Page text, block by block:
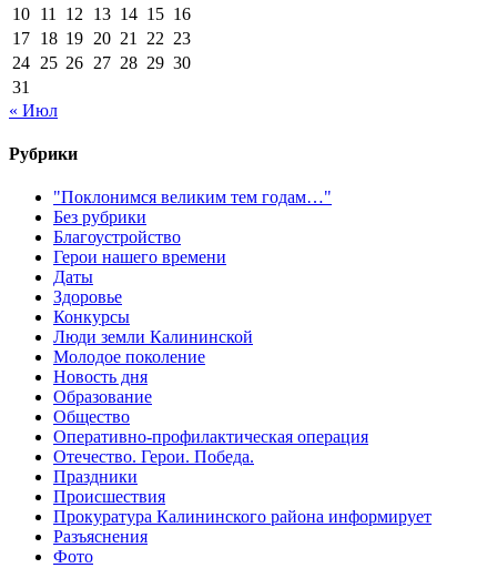
10 11 12 13 14 15 16
17 18 19 20 21 22 23
24 25 26 27 28 29 30
31
« Июл
Рубрики
"Поклонимся великим тем годам…"
Без рубрики
Благоустройство
Герои нашего времени
Даты
Здоровье
Конкурсы
Люди земли Калининской
Молодое поколение
Новость дня
Образование
Общество
Оперативно-профилактическая операция
Отечество. Герои. Победа.
Праздники
Происшествия
Прокуратура Калининского района информирует
Разъяснения
Фото